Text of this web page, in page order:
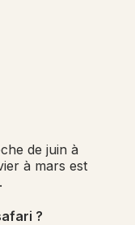
de juin à
à mars est
?